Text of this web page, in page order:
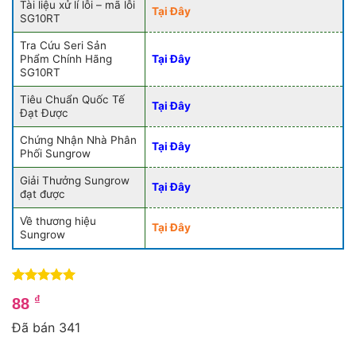
Tài liệu xử lí lỗi – mã lỗi
SG10RT
Tại Đây
Tra Cứu Seri Sản
Phẩm Chính Hãng
SG10RT
Tại Đây
Tiêu Chuẩn Quốc Tế
Đạt Được
Tại Đây
Chứng Nhận Nhà Phân
Phối Sungrow
Tại Đây
Giải Thưởng Sungrow
đạt được
Tại Đây
Về thương hiệu
Sungrow
Tại Đây
trên 5
dựa trên
đánh giá
88 ₫
Đã bán 341